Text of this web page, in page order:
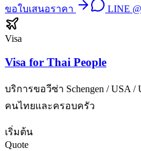
ขอใบเสนอราคา
LINE
Visa
Visa for Thai People
บริการขอวีซ่า Schengen / USA /
คนไทยและครอบครัว
เริ่มต้น
Quote